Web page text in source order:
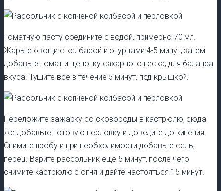
Томатную пасту соедините с водой, примерно 70 мл.
Жарьте овощи с колбасой и огурцами 4-5 минут, затем
добавьте томат и щепотку сахарного песка, для баланса
вкуса. Тушите все в течение 5 минут, под крышкой.
Переложите зажарку со сковороды в кастрюлю, сюда
же добавьте готовую перловку и доведите до кипения.
Снимите пробу и при необходимости добавьте соль,
перец. Варите рассольник еще 5 минут, после чего
снимите кастрюлю с огня и дайте настояться 15 минут.